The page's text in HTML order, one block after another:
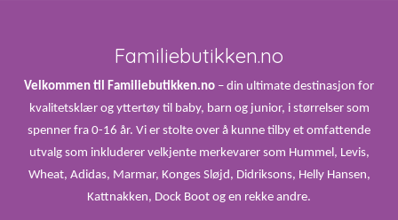
Familiebutikken.no
Velkommen til Familiebutikken.no – din ultimate destinasjon for
kvalitetsklær og yttertøy til baby, barn og junior, i størrelser som
spenner fra 0-16 år. Vi er stolte over å kunne tilby et omfattende
utvalg som inkluderer velkjente merkevarer som Hummel, Levis,
Wheat, Adidas, Marmar, Konges Sløjd, Didriksons, Helly Hansen,
Kattnakken, Dock Boot og en rekke andre.